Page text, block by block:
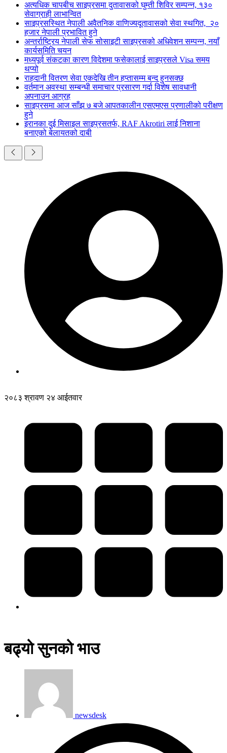
अत्यधिक चापबीच साइप्रसमा दुतावासको घुम्ती शिविर सम्पन्न, १३०
सेवाग्राही लाभान्वित
साइप्रसस्थित नेपाली अवैतनिक वाणिज्यदूतावासको सेवा स्थगित, २०
हजार नेपाली प्रभावित हुने
अन्तर्राष्ट्रिय नेपाली सेफ सोसाइटी साइप्रसको अधिवेशन सम्पन्न, नयाँ
कार्यसमिति चयन
मध्यपूर्व संकटका कारण विदेशमा फसेकालाई साइप्रसले Visa समय
थप्यो
राहदानी वितरण सेवा एकदेखि तीन हप्तासम्म बन्द हुनसक्छ
वर्तमान अवस्था सम्बन्धी समाचार प्रसारण गर्दा विशेष सावधानी
अपनाउन आग्रह
साइप्रसमा आज साँझ ७ बजे आपतकालीन एसएमएस प्रणालीको परीक्षण
हुने
इरानका दुई मिसाइल साइप्रसतर्फ, RAF Akrotiri लाई निशाना
बनाएको बेलायतको दाबी
२०८३ श्रावण २४ आईतवार
बढ्यो सुनको भाउ
newsdesk